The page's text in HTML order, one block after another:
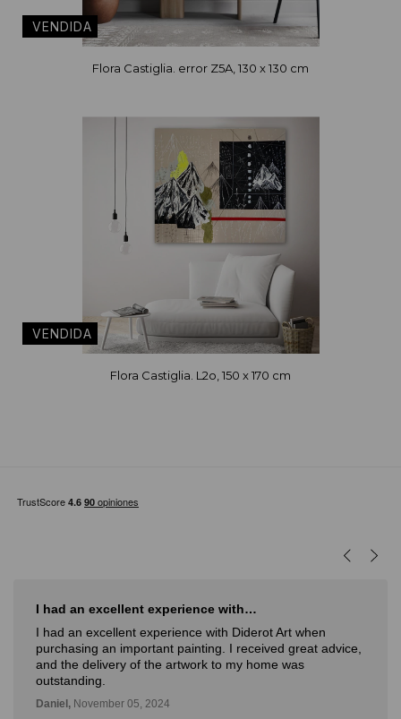
Flora Castiglia. error Z5A, 130 x 130 cm
Flora Castiglia. L2o, 150 x 170 cm
I had an excellent experience with…
I had an excellent experience with Diderot Art when
purchasing an important painting. I received great advice,
and the delivery of the artwork to my home was
outstanding.
Daniel, November 05, 2024